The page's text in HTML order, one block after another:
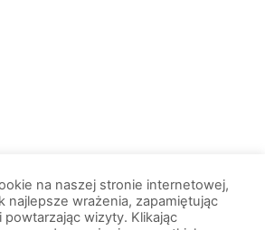
na naszej stronie internetowej,
najlepsze wrażenia, zapamiętując
wizyty. Klikając